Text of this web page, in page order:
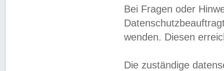
Bei Fragen oder
wenden. Diesen
Die zuständige